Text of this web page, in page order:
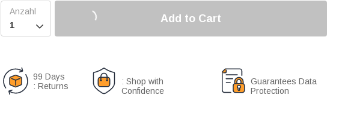

Add to Cart
99 Days
: Returns
: Shop with
Confidence
Guarantees Data
Protection